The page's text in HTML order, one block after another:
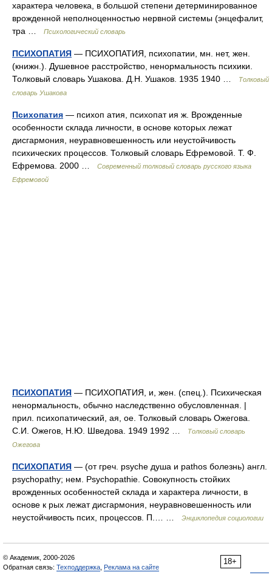
характера человека, в большой степени детерминированное
врожденной неполноценностью нервной системы (энцефалит,
тра …
Психологический словарь
ПСИХОПАТИЯ — ПСИХОПАТИЯ, психопатии, мн. нет, жен.
(книжн.). Душевное расстройство, ненормальность психики.
Толковый словарь Ушакова. Д.Н. Ушаков. 1935 1940 …
Толковый
словарь Ушакова
Психопатия — психоп атия, психопат ия ж. Врожденные
особенности склада личности, в основе которых лежат
дисгармония, неуравновешенность или неустойчивость
психических процессов. Толковый словарь Ефремовой. Т. Ф.
Ефремова. 2000 …
Современный толковый словарь русского языка
Ефремовой
ПСИХОПАТИЯ — ПСИХОПАТИЯ, и, жен. (спец.). Психическая
ненормальность, обычно наследственно обусловленная. |
прил. психопатический, ая, ое. Толковый словарь Ожегова.
С.И. Ожегов, Н.Ю. Шведова. 1949 1992 …
Толковый словарь
Ожегова
ПСИХОПАТИЯ — (от греч. psyche душа и pathos болезнь) англ.
psychopathy; нем. Psychopathie. Совокупность стойких
врожденных особенностей склада и характера личности, в
основе к рых лежат дисгармония, неуравновешенность или
неустойчивость псих, процессов. П.… …
Энциклопедия социологии
18+
© Академик, 2000-2026
Обратная связь: Техподдержка Реклама на сайте